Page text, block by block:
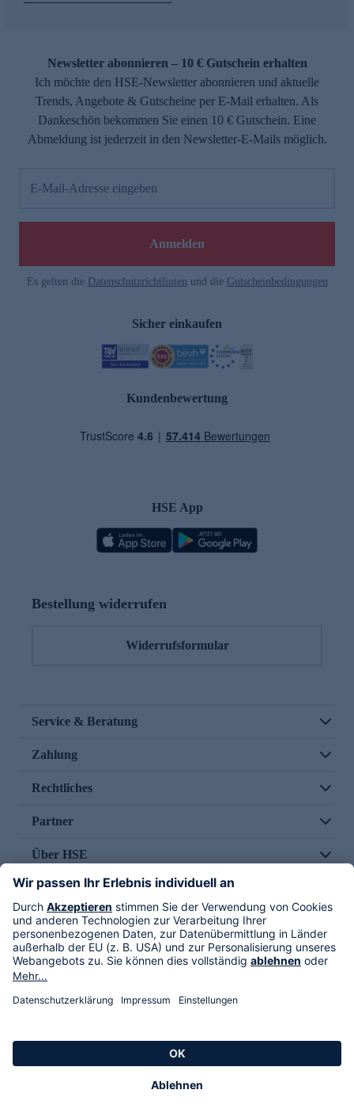
Newsletter abonnieren – 10 € Gutschein erhalten
Ich möchte den HSE-Newsletter abonnieren und aktuelle
Trends, Angebote & Gutscheine per E-Mail erhalten. Als
Dankeschön bekommen Sie einen 10 € Gutschein. Eine
Abmeldung ist jederzeit in den Newsletter-E-Mails möglich.
E-Mail-Adresse eingeben
Anmelden
Es gelten die Datenschutzrichtlinien und die Gutscheinbedingungen
Sicher einkaufen
Kundenbewertung
HSE App
Bestellung widerrufen
Widerrufsformular
Service & Beratung
Zahlung
Rechtliches
Partner
Über HSE
Im TV
HSE International